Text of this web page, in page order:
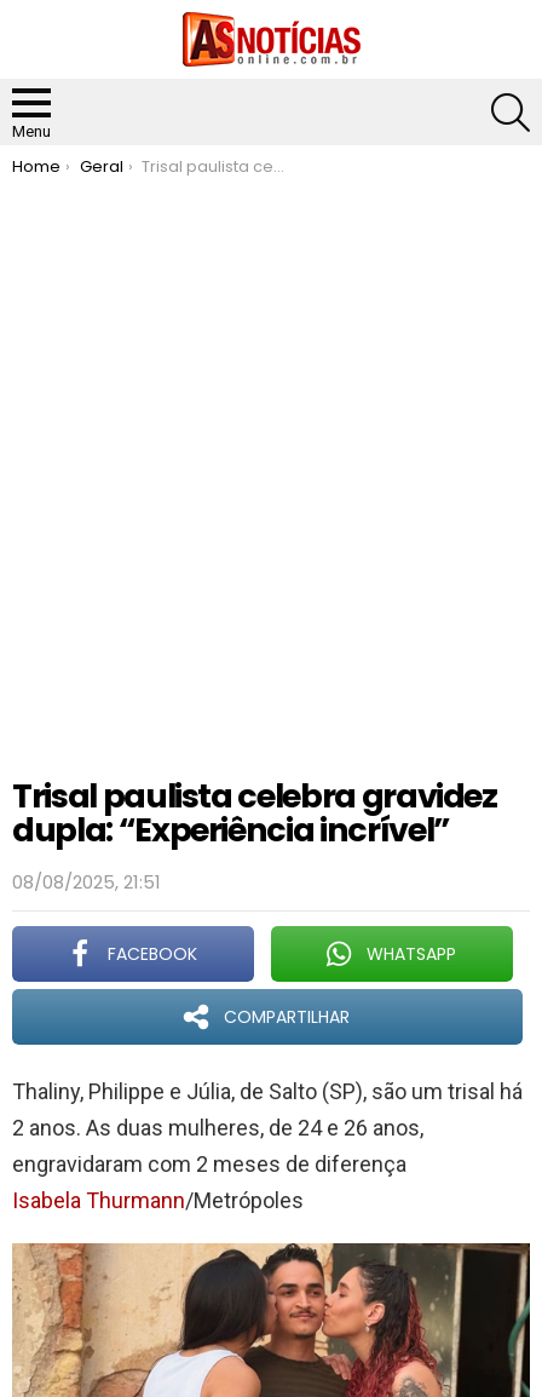
Menu
You are here:
Home Geral Trisal paulista celebra gravidez dupla: “Experiência incrível”
Trisal paulista celebra gravidez
dupla: “Experiência incrível”
08/08/2025, 21:51
FACEBOOK WHATSAPP
COMPARTILHAR
Thaliny, Philippe e Júlia, de Salto (SP), são um trisal há
2 anos. As duas mulheres, de 24 e 26 anos,
engravidaram com 2 meses de diferença
Isabela Thurmann/Metrópoles